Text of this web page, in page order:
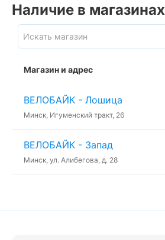
Наличие в магазинах
Магазин и адрес
ВЕЛОБАЙК - Лошица
Минск, Игуменский тракт, 26
ВЕЛОБАЙК - Запад
Минск, ул. Алибегова, д. 28